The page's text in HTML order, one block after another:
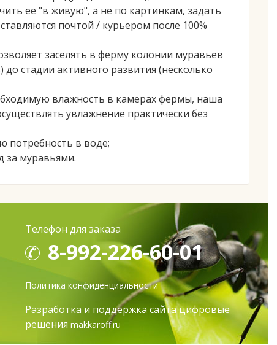
её "в живую", а не по картинкам, задать
почтой / курьером после 100%
заселять в ферму колонии муравьев
стадии активного развития (несколько
влажность в камерах фермы, наша
увлажнение практически без
потребность в воде;
за муравьями.
Телефон для заказа
8-992-226-60-01
Политика конфиденциальности
Разработка и поддержка сайта цифровые
решения makkaroff.ru